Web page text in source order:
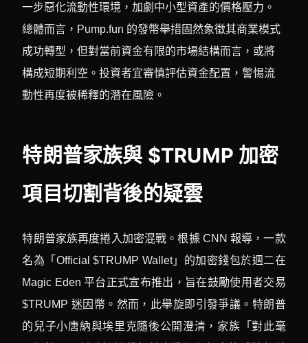
一步惡化流動性環境，加劇中小型資產的價格壓力。
總體而言，Pump.fun 的發幣舉措固然象徵其商業模式
成功轉型，但對當前資金有限的市場結構而言，或將
構成短期利空。投資者宜審慎評估資金配置，警惕流
動性再度被稀釋的潛在風險。
特朗普家族與 $TRUMP 加密
項目切割背後的疑雲
特朗普家族再度捲入加密混戰。根據 CNN 報導，一款
名為「Official $TRUMP Wallet」的加密錢包於週二在
Magic Eden 平台正式宣布推出，旨在鼓勵使用者交易
$TRUMP 迷因幣。然而，此舉旋即引發爭議。特朗普
的兒子小唐納與埃里克隨後公開澄清，家族「對此毫